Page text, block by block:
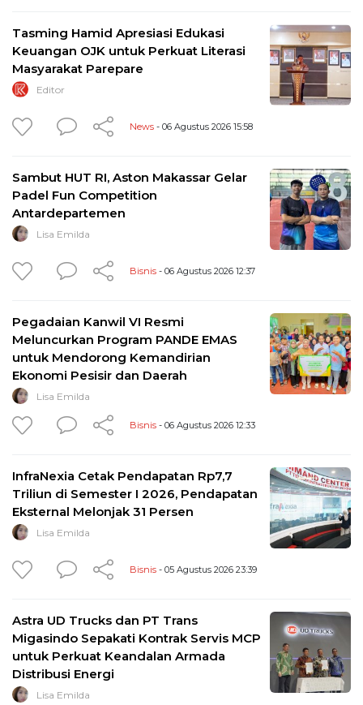
Tasming Hamid Apresiasi Edukasi
Keuangan OJK untuk Perkuat Literasi
Masyarakat Parepare
Editor
News - 06 Agustus 2026 15:58
Sambut HUT RI, Aston Makassar Gelar
Padel Fun Competition
Antardepartemen
Lisa Emilda
Bisnis - 06 Agustus 2026 12:37
Pegadaian Kanwil VI Resmi
Meluncurkan Program PANDE EMAS
untuk Mendorong Kemandirian
Ekonomi Pesisir dan Daerah
Lisa Emilda
Bisnis - 06 Agustus 2026 12:33
InfraNexia Cetak Pendapatan Rp7,7
Triliun di Semester I 2026, Pendapatan
Eksternal Melonjak 31 Persen
Lisa Emilda
Bisnis - 05 Agustus 2026 23:39
Astra UD Trucks dan PT Trans
Migasindo Sepakati Kontrak Servis MCP
untuk Perkuat Keandalan Armada
Distribusi Energi
Lisa Emilda